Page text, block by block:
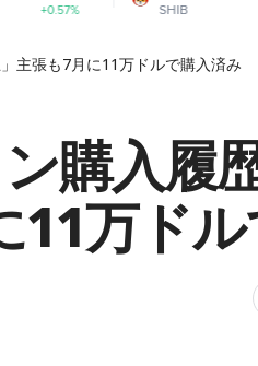
SHIB
主張も7月に11万ドルで購入済み
購入履
万ド